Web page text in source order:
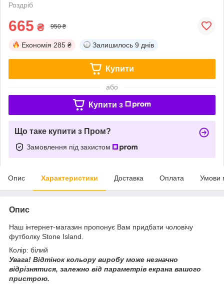
Роздріб
665 ₴ 950 ₴
Економія 285 ₴ Залишилось 9 днів
Купити
або
Купити з
Що таке купити з Пром?
Замовлення під захистом
Опис Характеристики Доставка Оплата Умови
Опис
Наш інтернет-магазин пропонує Вам придбати чоловічу
футболку Stone Island.
Колір: білий
Увага! Відтінок кольору виробу може незначно
відрізнятися, залежно від параметрів екрана вашого
пристрою.